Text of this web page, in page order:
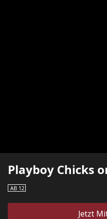
Playboy Chicks
AB 12
Jetzt